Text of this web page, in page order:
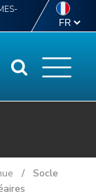
/ Socle